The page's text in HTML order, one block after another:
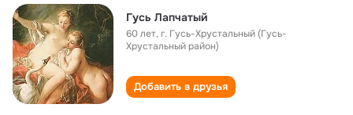
Гусь Лапчатый
60 лет,г. Гусь-Хрустальный (Гусь-
Хрустальный район)
Добавить в друзья